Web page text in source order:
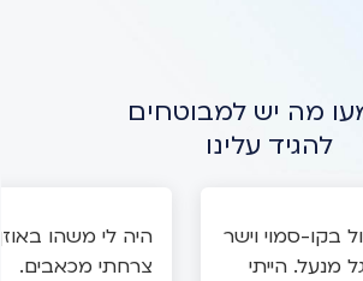
מה יש למבוטחים
להגיד עלינו
בקו-סמוי וישר
מנעל. הייתי
היה לי משהו
צרחתי מכאבים.